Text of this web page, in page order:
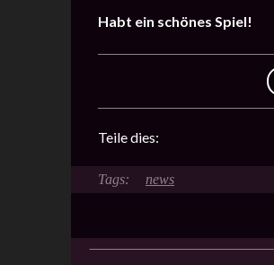
Habt ein schönes Spiel!
Teile dies:
news